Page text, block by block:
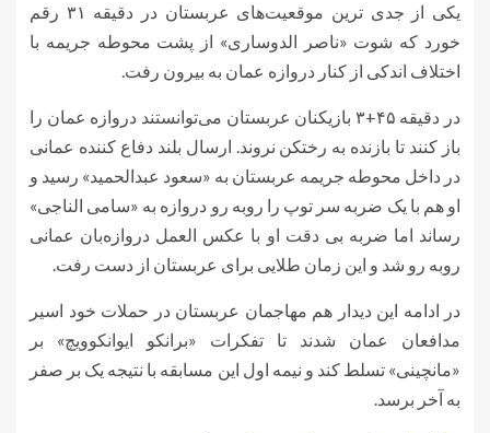
یکی از جدی ترین
موقعیت‌های عربستان در دقیقه ۳۱ رقم
خورد که شوت «ناصر الدوساری» از پشت محوطه جریمه با
اختلاف اندکی از کنار دروازه عمان به بیرون رفت.
در دقیقه ۴۵+۳ بازیکنان عربستان می‌توانستند دروازه عمان را
باز کنند تا بازنده به رختکن نروند. ارسال بلند دفاع کننده عمانی
در داخل محوطه جریمه عربستان به «سعود عبدالحمید» رسید و
او هم با یک ضربه سر توپ را روبه رو دروازه به «سامی الناجی»
رساند اما ضربه بی دقت او با عکس العمل دروازه‌بان عمانی
روبه رو شد و این زمان طلایی برای عربستان از دست رفت.
در ادامه این دیدار هم مهاجمان عربستان در حملات خود اسیر
مدافعان عمان شدند تا تفکرات «برانکو ایوانکوویچ» بر
«مانچینی» تسلط کند و نیمه اول این مسابقه با نتیجه یک بر صفر
به آخر برسد.